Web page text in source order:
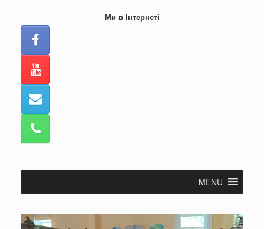
Ми в Інтернеті
MENU